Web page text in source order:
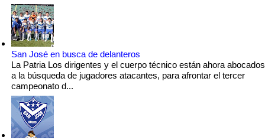
San José en busca de delanteros
La Patria Los dirigentes y el cuerpo técnico están ahora abocados
a la búsqueda de jugadores atacantes, para afrontar el tercer
campeonato d...